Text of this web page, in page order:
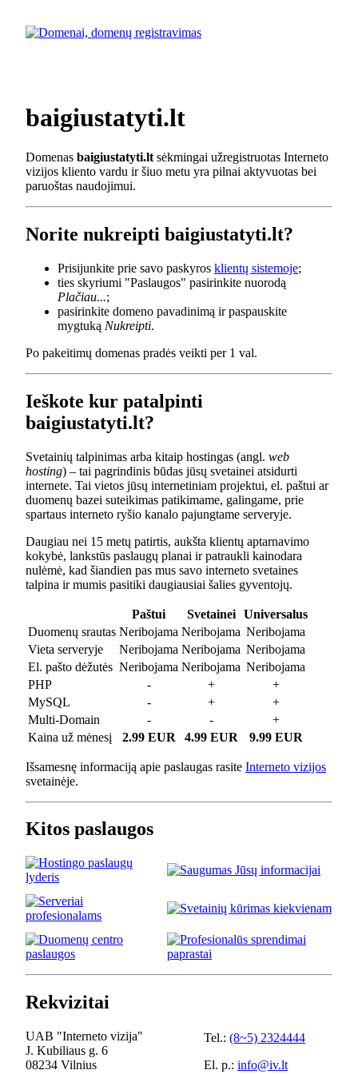
baigiustatyti.lt
Domenas baigiustatyti.lt sėkmingai užregistruotas Interneto
vizijos kliento vardu ir šiuo metu yra pilnai aktyvuotas bei
paruoštas naudojimui.
Norite nukreipti baigiustatyti.lt?
Prisijunkite prie savo paskyros klientų sistemoje;
ties skyriumi "Paslaugos" pasirinkite nuorodą
Plačiau...;
pasirinkite domeno pavadinimą ir paspauskite
mygtuką Nukreipti.
Po pakeitimų domenas pradės veikti per 1 val.
Ieškote kur patalpinti
baigiustatyti.lt?
Svetainių talpinimas arba kitaip hostingas (angl. web
hosting) – tai pagrindinis būdas jūsų svetainei atsidurti
internete. Tai vietos jūsų internetiniam projektui, el. paštui ar
duomenų bazei suteikimas patikimame, galingame, prie
spartaus interneto ryšio kanalo pajungtame serveryje.
Daugiau nei 15 metų patirtis, aukšta klientų aptarnavimo
kokybė, lankstūs paslaugų planai ir patraukli kainodara
nulėmė, kad šiandien pas mus savo interneto svetaines
talpina ir mumis pasitiki daugiausiai šalies gyventojų.
Paštui Svetainei
Universalus
Duomenų srautas Neribojama Neribojama Neribojama
Vieta serveryje
Neribojama Neribojama Neribojama
El. pašto dėžutės Neribojama Neribojama Neribojama
PHP
- +
+
MySQL
- +
+
Multi-Domain
- -
+
Kaina už mėnesį
2.99 EUR 4.99 EUR 9.99 EUR
Išsamesnę informaciją apie paslaugas rasite Interneto vizijos
svetainėje.
Kitos paslaugos
Rekvizitai
UAB "Interneto vizija"
J. Kubiliaus g. 6
08234 Vilnius
Tel.: (8~5) 2324444
El. p.: info@iv.lt